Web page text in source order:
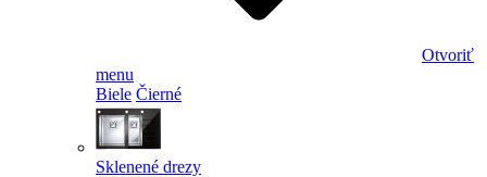
Otvoriť
menu
Biele Čierné
Sklenené drezy